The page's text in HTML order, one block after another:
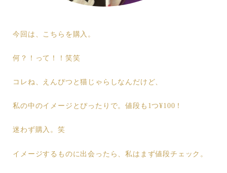
今回は、こちらを購入。
何？！って！！笑笑
コレね、えんぴつと猫じゃらしなんだけど、
私の中のイメージとぴったりで。値段も1つ¥100！
迷わず購入。笑
イメージするものに出会ったら、私はまず値段チェック。